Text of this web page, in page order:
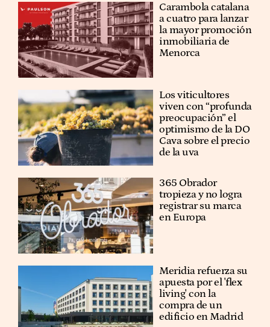
Carambola catalana
a cuatro para lanzar
la mayor promoción
inmobiliaria de
Menorca
Los viticultores
viven con “profunda
preocupación” el
optimismo de la DO
Cava sobre el precio
de la uva
365 Obrador
tropieza y no logra
registrar su marca
en Europa
Meridia refuerza su
apuesta por el 'flex
living' con la
compra de un
edificio en Madrid